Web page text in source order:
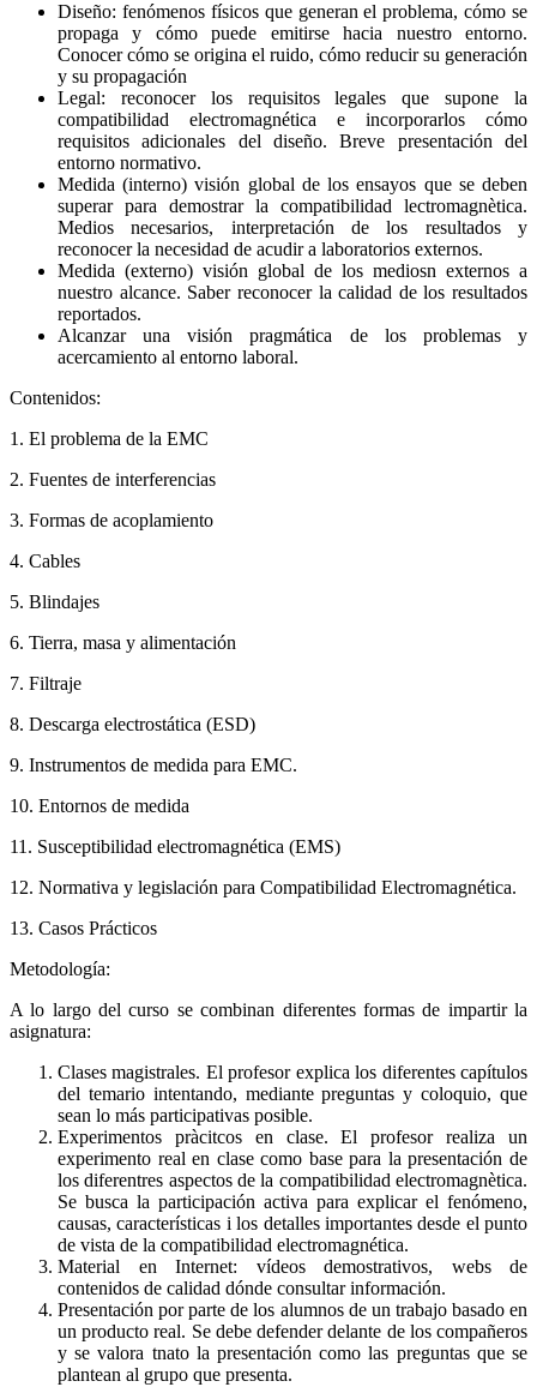
Diseño: fenómenos físicos que generan el problema, cómo se
propaga y cómo puede emitirse hacia nuestro entorno.
Conocer cómo se origina el ruido, cómo reducir su generación
y su propagación
Legal: reconocer los requisitos legales que supone la
compatibilidad electromagnética e incorporarlos cómo
requisitos adicionales del diseño. Breve presentación del
entorno normativo.
Medida (interno) visión global de los ensayos que se deben
superar para demostrar la compatibilidad lectromagnètica.
Medios necesarios, interpretación de los resultados y
reconocer la necesidad de acudir a laboratorios externos.
Medida (externo) visión global de los mediosn externos a
nuestro alcance. Saber reconocer la calidad de los resultados
reportados.
Alcanzar una visión pragmática de los problemas y
acercamiento al entorno laboral.
Contenidos:
1. El problema de la EMC
2. Fuentes de interferencias
3. Formas de acoplamiento
4. Cables
5. Blindajes
6. Tierra, masa y alimentación
7. Filtraje
8. Descarga electrostática (ESD)
9. Instrumentos de medida para EMC.
10. Entornos de medida
11. Susceptibilidad electromagnética (EMS)
12. Normativa y legislación para Compatibilidad Electromagnética.
13. Casos Prácticos
Metodología:
A lo largo del curso se combinan diferentes formas de impartir la
asignatura:
Clases magistrales. El profesor explica los diferentes capítulos
del temario intentando, mediante preguntas y coloquio, que
sean lo más participativas posible.
Experimentos pràcitcos en clase. El profesor realiza un
experimento real en clase como base para la presentación de
los diferentres aspectos de la compatibilidad electromagnètica.
Se busca la participación activa para explicar el fenómeno,
causas, características i los detalles importantes desde el punto
de vista de la compatibilidad electromagnética.
Material en Internet: vídeos demostrativos, webs de
contenidos de calidad dónde consultar información.
Presentación por parte de los alumnos de un trabajo basado en
un producto real. Se debe defender delante de los compañeros
y se valora tnato la presentación como las preguntas que se
plantean al grupo que presenta.